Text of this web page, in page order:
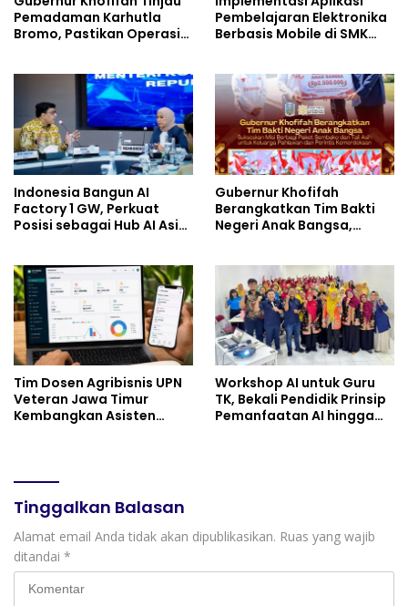
Pemadaman Karhutla
Bromo, Pastikan Operasi
Pembelajaran Elektronika
Berbasis Mobile di SMK
dan Inovasi Pembelajaran
Indonesia Bangun AI
Factory 1 GW, Perkuat
Posisi sebagai Hub AI Asia
Gubernur Khofifah
Berangkatkan Tim Bakti
Negeri Anak Bangsa,
dan Perintis Kemerdekaan
Tim Dosen Agribisnis UPN
Veteran Jawa Timur
Kembangkan Asisten
Workshop AI untuk Guru
TK, Bekali Pendidik Prinsip
Pemanfaatan AI hingga
Tinggalkan Balasan
Alamat email Anda tidak akan dipublikasikan. Ruas yang wajib
ditandai *